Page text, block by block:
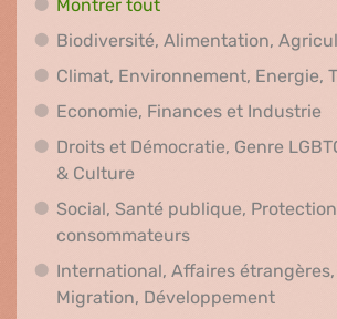
Montrer tout
Biodiversité, Alimentation,
Climat, Environnement, Energie,
Economie, Finances et Industrie
Droits et Démocratie, Genre
& Culture
Social, Santé publique,
consommateursSocial, Santé
International, Affaires
Migration, Développement